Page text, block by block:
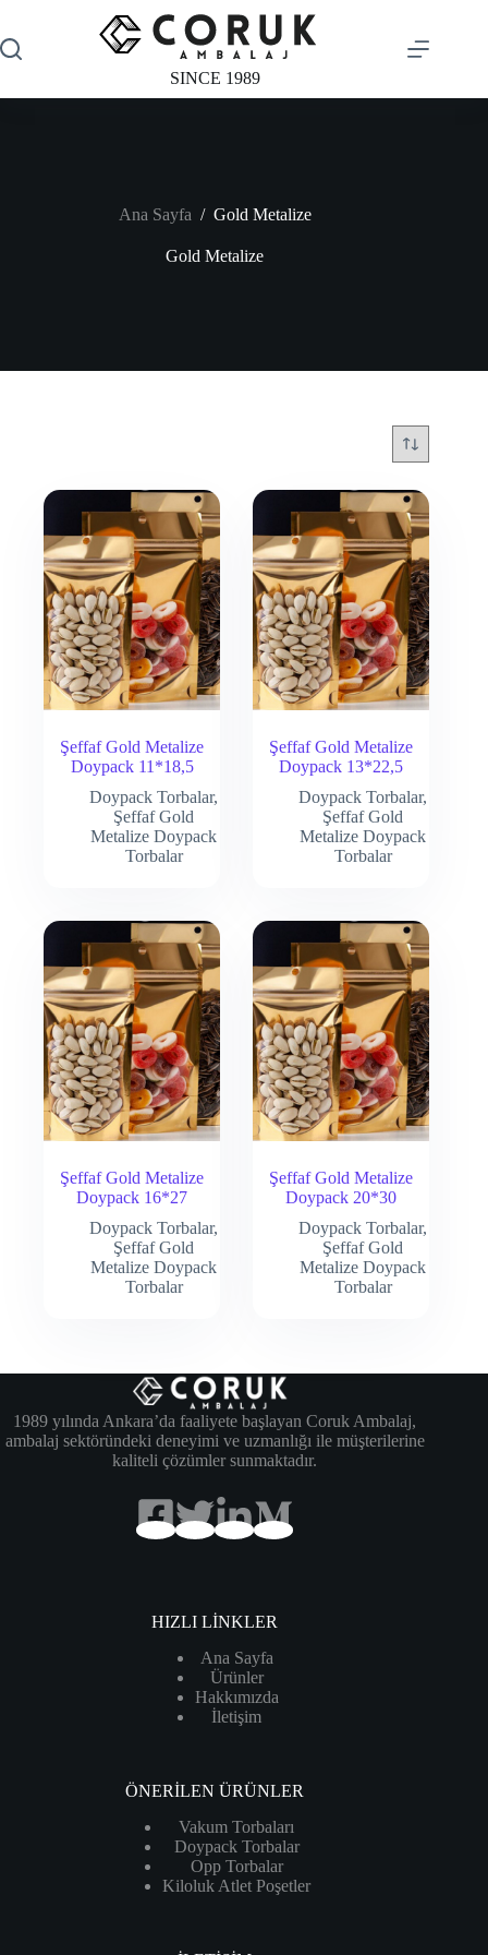
content
SINCE 1989
Ana Sayfa / Gold Metalize
Gold Metalize
Şeffaf Gold Metalize
Doypack 11*18,5
Doypack Torbalar,
Şeffaf Gold
Metalize Doypack
Torbalar
Şeffaf Gold Metalize
Doypack 13*22,5
Doypack Torbalar,
Şeffaf Gold
Metalize Doypack
Torbalar
Şeffaf Gold Metalize
Doypack 16*27
Doypack Torbalar,
Şeffaf Gold
Metalize Doypack
Torbalar
Şeffaf Gold Metalize
Doypack 20*30
Doypack Torbalar,
Şeffaf Gold
Metalize Doypack
Torbalar
1989 yılında Ankara’da faaliyete başlayan Coruk Ambalaj,
ambalaj sektöründeki deneyimi ve uzmanlığı ile müşterilerine
kaliteli çözümler sunmaktadır.
HIZLI LİNKLER
Ana Sayfa
Ürünler
Hakkımızda
İletişim
ÖNERİLEN ÜRÜNLER
Vakum Torbaları
Doypack Torbalar
Opp Torbalar
Kiloluk Atlet Poşetler